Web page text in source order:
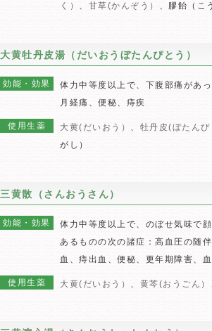
く） 、 甘草(かんぞう） 、膠飴（こ
大黄牡丹皮湯（だいおうぼたんぴとう）
効能・効果
体力中等度以上で、下腹部痛があ
月経痛、便秘、痔疾
使用生薬 大黄(だいおう） 、 牡丹皮(ぼたんぴ
がし）
三黄散（さんおうさん）
効能・効果
体力中等度以上で、のぼせ気味で
あるものの次の諸症：高血圧の随
血、痔出血、便秘、更年期障害、
使用生薬 大黄(だいおう） 、 黄芩(おうごん）